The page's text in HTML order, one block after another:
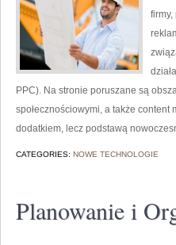
PPC). Na stronie poruszane są
społecznościowymi, a także
dodatkiem, lecz podstawą
CATEGORIES: NOWE TECHNOLOGIE
Planowanie i